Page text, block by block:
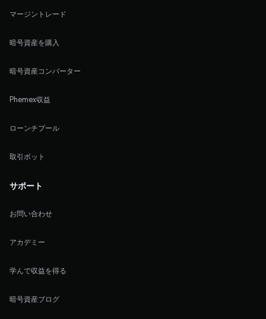
マージントレード
暗号資産を購入
暗号資産コンバーター
Phemex収益
ローンチプール
取引ボット
サポート
お問い合わせ
アカデミー
学んで収益を得る
暗号資産ブログ